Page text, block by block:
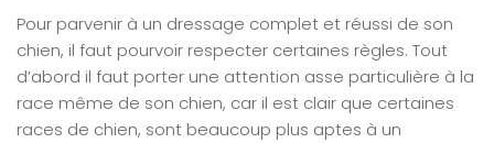
Pour parvenir à un dressage complet et réussi de son
chien, il faut pourvoir respecter certaines règles. Tout
d’abord il faut porter une attention asse particulière à la
race même de son chien, car il est clair que certaines
races de chien, sont beaucoup plus aptes à un